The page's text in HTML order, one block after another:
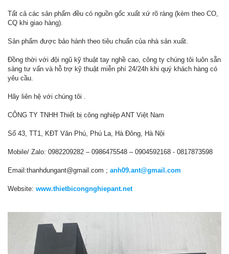
Tất cả các sản phẩm đều có nguồn gốc xuất xứ rõ ràng (kèm theo CO,
CQ khi giao hàng).
Sản phẩm được bảo hành theo tiêu chuẩn của nhà sản xuất.
Đồng thời với đội ngũ kỹ thuật tay nghề cao, công ty chúng tôi luôn sẵn
sàng tư vấn và hỗ trợ kỹ thuật miễn phí 24/24h khi quý khách hàng có
yêu cầu.
Hãy liên hệ với chúng tôi .
CÔNG TY TNHH Thiết bị công nghiệp ANT Việt Nam
Số 43, TT1, KĐT Văn Phú, Phú La, Hà Đông, Hà Nội
Mobile/ Zalo: 0982209282 – 0986475548 – 0904592168 - 0817873598
Email:thanhdungant@gmail.com ; anh09.ant@gmail.com
Website: www.thietbicongnghiepant.net